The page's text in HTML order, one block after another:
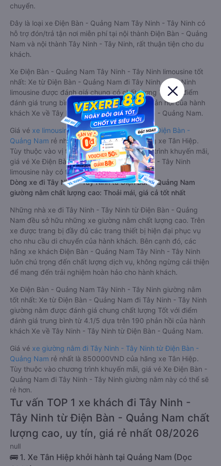
chuyển.
Đây là loại xe Điện Bàn - Quảng Nam Tây Ninh - Tây Ninh có
hỗ trợ đón/trả tận nơi miễn phí tại nội thành Điện Bàn - Quảng
Nam và nội thành Tây Ninh - Tây Ninh, rất thuận tiện cho du
khách.
Xe Điện Bàn - Quảng Nam Tây Ninh - Tây Ninh limousine tốt
nhất: Xe từ Điện Bàn - Quảng Nam đi Tây Ninh - Tây Ninh
limousine được đánh giá chung có chất lượng Tốt với điểm
đánh giá trung bình từ 4.1/5 dựa trên 190 phản hồi của hành
khách Xe về Tây Ninh - Tây Ninh từ Điện Bàn - Quảng Nam.
Giá vé xe limousine đi Tây Ninh - Tây Ninh từ Điện Bàn -
Quảng Nam rẻ nhất là 850000VND của hãng xe Tân Hiệp.
Tùy thuộc vào vị trí ngồi của bạn và chương trình khuyến mãi,
giá vé Xe Điện Bàn - Quảng Nam đi Tây Ninh - Tây Ninh
limousine này có thể sẽ rẻ hơn
Dòng xe đi Tây Ninh - Tây Ninh từ Điện Bàn - Quảng Nam
giường nằm chất lượng cao: Thoải mái, giá cả tốt nhất
Những nhà xe đi Tây Ninh - Tây Ninh từ Điện Bàn - Quảng
Nam đều sở hữu những xe giường nằm chất lượng cao. Trên
xe được trang bị đầy đủ các trang thiết bị hiện đại phục vụ
cho nhu cầu di chuyển của hành khách. Bên cạnh đó, các
hãng xe khách Điện Bàn - Quảng Nam Tây Ninh - Tây Ninh
luôn chú trọng đến chất lượng dịch vụ, không ngừng cải thiện
để mang đến trải nghiệm hoàn hảo cho hành khách.
Xe Điện Bàn - Quảng Nam Tây Ninh - Tây Ninh giường nằm
tốt nhất: Xe từ Điện Bàn - Quảng Nam đi Tây Ninh - Tây Ninh
giường nằm được đánh giá chung chất lượng Tốt với điểm
đánh giá trung bình từ 4.1/5 dựa trên 190 phản hồi của hành
khách Xe về Tây Ninh - Tây Ninh từ Điện Bàn - Quảng Nam.
Giá vé xe giường nằm đi Tây Ninh - Tây Ninh từ Điện Bàn -
Quảng Nam rẻ nhất là 850000VND của hãng xe Tân Hiệp.
Tùy thuộc vào chương trình khuyến mãi, giá vé Xe Điện Bàn -
Quảng Nam đi Tây Ninh - Tây Ninh giường nằm này có thể sẽ
rẻ hơn.
Tư vấn TOP 1 xe khách đi Tây Ninh -
Tây Ninh từ Điện Bàn - Quảng Nam chất
lượng cao, uy tín, giá rẻ nhất 08/2026
null
🚌 1. Xe Tân Hiệp khởi hành tại Quảng Nam (Dọc